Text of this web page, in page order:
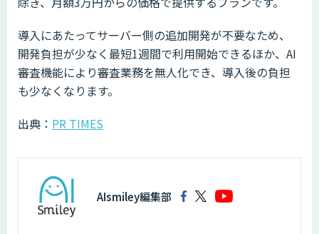
導入にあたってサーバー側の追加開発が不要なため、
開発負担が少なく最短1週間で利用開始できるほか、AI
審査機能により審査業務を無人化でき、導入後の負担
も少なくなります。
出典： PR TIMES
AIsmiley編集部